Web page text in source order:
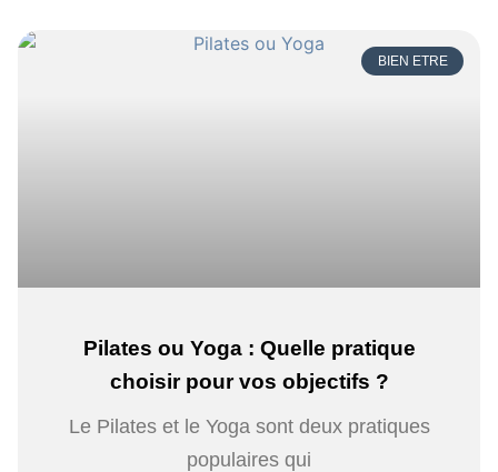
BIEN ETRE
Pilates ou Yoga : Quelle pratique
choisir pour vos objectifs ?
Le Pilates et le Yoga sont deux pratiques
populaires qui